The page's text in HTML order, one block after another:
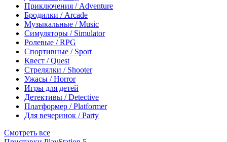
Приключения / Adventure
Бродилки / Arcade
Музыкальные / Music
Симуляторы / Simulator
Ролевые / RPG
Спортивные / Sport
Квест / Quest
Стрелялки / Shooter
Ужасы / Horror
Игры для детей
Детективы / Detective
Платформер / Platformer
Для вечеринок / Party
Смотреть все